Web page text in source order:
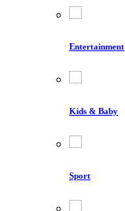
Entertainment
Kids & Baby
Sport